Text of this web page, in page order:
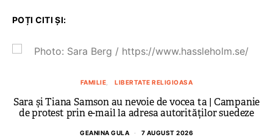
POȚI CITI ȘI:
FAMILIE LIBERTATE RELIGIOASA
Sara și Tiana Samson au nevoie de vocea ta | Campanie
de protest prin e-mail la adresa autorităților suedeze
GEANINA GULA 7 AUGUST 2026